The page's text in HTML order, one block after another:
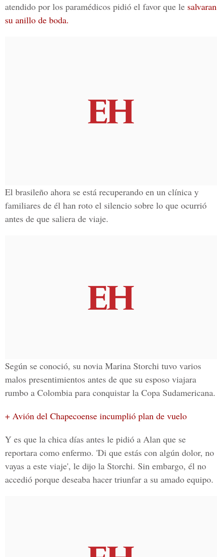
atendido por los paramédicos pidió el favor que le salvaran
su anillo de boda.
El brasileño ahora se está recuperando en un clínica y
familiares de él han roto el silencio sobre lo que ocurrió
antes de que saliera de viaje.
Según se conoció, su novia Marina Storchi tuvo varios
malos presentimientos antes de que su esposo viajara
rumbo a Colombia para conquistar la Copa Sudamericana.
+ Avión del Chapecoense incumplió plan de vuelo
Y es que la chica días antes le pidió a Alan que se
reportara como enfermo. 'Di que estás con algún dolor, no
vayas a este viaje', le dijo la Storchi. Sin embargo, él no
accedió porque deseaba hacer triunfar a su amado equipo.